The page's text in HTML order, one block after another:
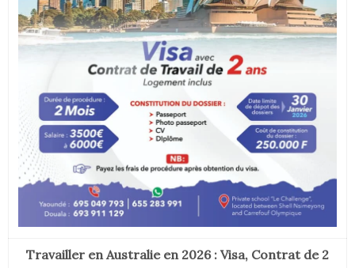
Travailler en Australie en 2026 : Visa, Contrat de 2